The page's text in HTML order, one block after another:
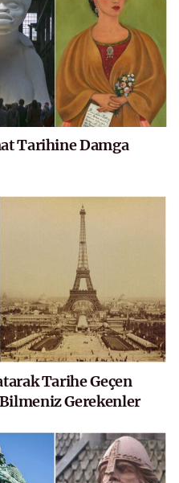
Tarihine Damga
Tarihe Geçen
Gerekenler